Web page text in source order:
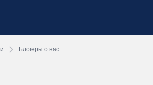
Блогеры о нас